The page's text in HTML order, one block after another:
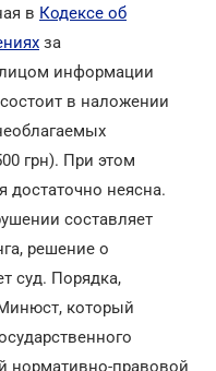
в Кодексе об
за
информации
состоит в наложении
грн). При этом
достаточно неясна.
составляет
решение о
суд. Порядка,
который
нормативно-правовой